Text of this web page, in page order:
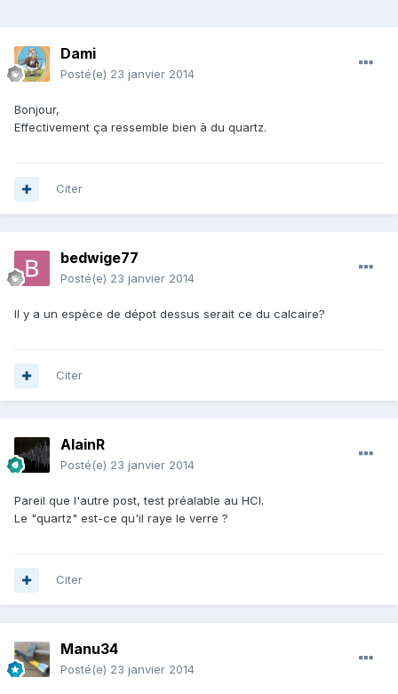
Dami
Posté(e) 23 janvier 2014
Bonjour,
Effectivement ça ressemble bien à du quartz.
Citer
bedwige77
Posté(e) 23 janvier 2014
Il y a un espèce de dépot dessus serait ce du calcaire?
Citer
AlainR
Posté(e) 23 janvier 2014
Pareil que l'autre post, test préalable au HCl.
Le "quartz" est-ce qu'il raye le verre ?
Citer
Manu34
Posté(e) 23 janvier 2014